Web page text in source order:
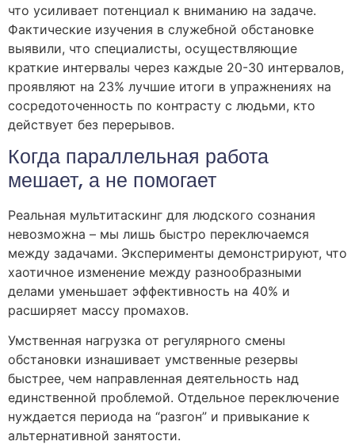
что усиливает потенциал к вниманию на задаче.
Фактические изучения в служебной обстановке
выявили, что специалисты, осуществляющие
краткие интервалы через каждые 20-30 интервалов,
проявляют на 23% лучшие итоги в упражнениях на
сосредоточенность по контрасту с людьми, кто
действует без перерывов.
Когда параллельная работа
мешает, а не помогает
Реальная мультитаскинг для людского сознания
невозможна – мы лишь быстро переключаемся
между задачами. Эксперименты демонстрируют, что
хаотичное изменение между разнообразными
делами уменьшает эффективность на 40% и
расширяет массу промахов.
Умственная нагрузка от регулярного смены
обстановки изнашивает умственные резервы
быстрее, чем направленная деятельность над
единственной проблемой. Отдельное переключение
нуждается периода на “разгон” и привыкание к
альтернативной занятости.